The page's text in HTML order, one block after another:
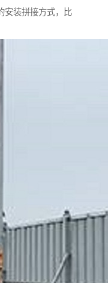
安装拼接方式，比